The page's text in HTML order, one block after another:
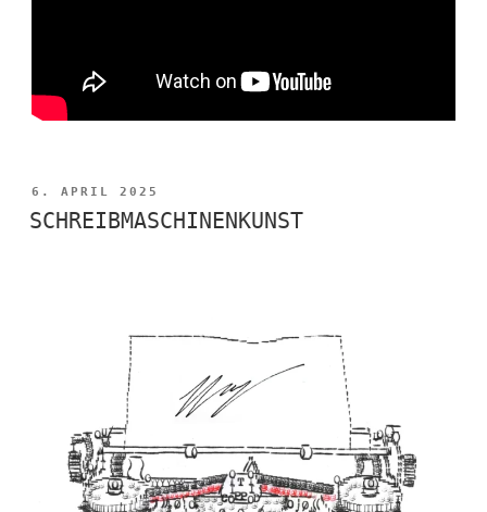
VERÖFFENTLICHT
AM
6. APRIL 2025
SCHREIBMASCHINENKUNST